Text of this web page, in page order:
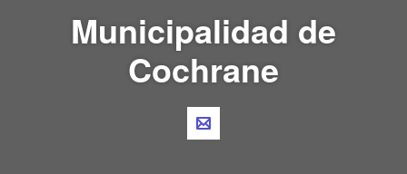
Municipalidad de
Cochrane